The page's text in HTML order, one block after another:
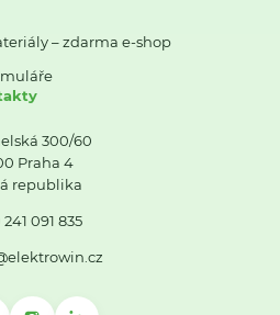
– zdarma e-shop
300/60
Praha 4
republika
091 835